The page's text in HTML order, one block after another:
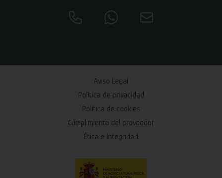
Aviso Legal
Política de privacidad
Política de cookies
Cumplimiento del proveedor
Ética e Integridad